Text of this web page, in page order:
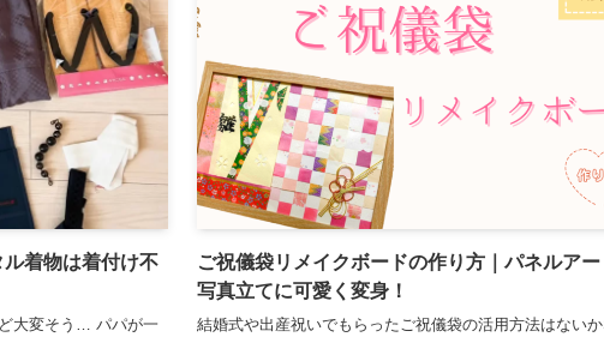
着物は着付け不
大変そう… パパが一
ご祝儀袋リメイクボードの作り方｜パネルア
写真立てに可愛く変身！
結婚式や出産祝いでもらったご祝儀袋の活用方法はないか